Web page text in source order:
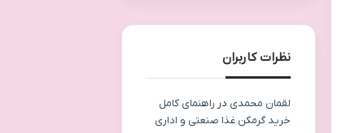
نظرات کاربران
لقمان محمدی در راهنمای کامل
خرید گرمکن غذا صنعتی و اداری